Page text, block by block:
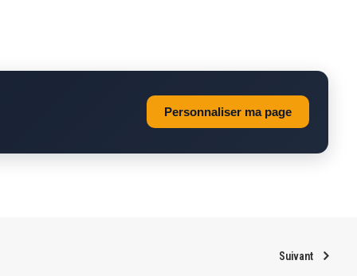
Personnaliser ma page
Suivant